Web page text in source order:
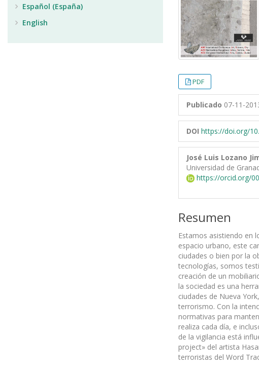
PDF
Publicado 07-11-
DOI https://doi.org/
José Luis Lozano
Universidad de
https://orcid.org/
Resumen
Estamos asistiendo en
espacio urbano, este
ciudades o bien por la
tecnologías, somos
creación de un
la sociedad es una
ciudades de Nueva
terrorismo. Con la
normativas para
realiza cada día, e
de la vigilancia está
project» del artista
terroristas del Word
Español (España)
English